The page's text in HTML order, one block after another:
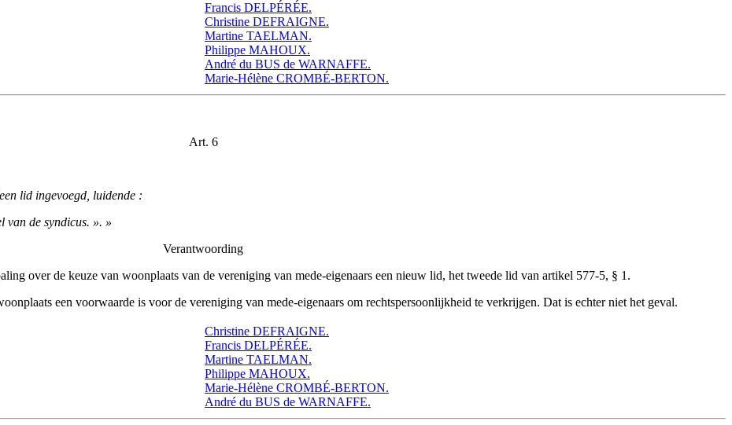
Francis DELPÉRÉE.
Christine DEFRAIGNE.
Martine TAELMAN.
Philippe MAHOUX.
André du BUS de WARNAFFE.
Marie-Hélène CROMBÉ-BERTON.
Art. 6
lid ingevoegd, luidende :
van de syndicus. ». »
Verantwoording
over de keuze van woonplaats van de vereniging van mede-eigenaars een nieuw lid, het tweede lid van artikel 577-5, § 1.
een voorwaarde is voor de vereniging van mede-eigenaars om rechtspersoonlijkheid te verkrijgen. Dat is echter niet het geval.
Christine DEFRAIGNE.
Francis DELPÉRÉE.
Martine TAELMAN.
Philippe MAHOUX.
Marie-Hélène CROMBÉ-BERTON.
André du BUS de WARNAFFE.